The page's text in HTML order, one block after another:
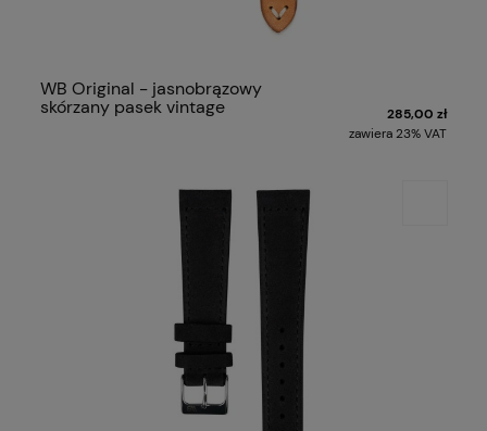
WB Original - jasnobrązowy
skórzany pasek vintage
285,00 zł
zawiera 23% VAT